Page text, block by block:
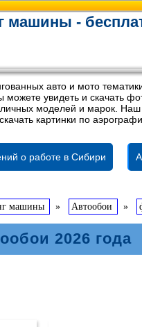
машины -
авто и мото
можете увидеть и
моделей и марок.
картинки по
о работе в Сибири
машины » Автообои »
2026 года